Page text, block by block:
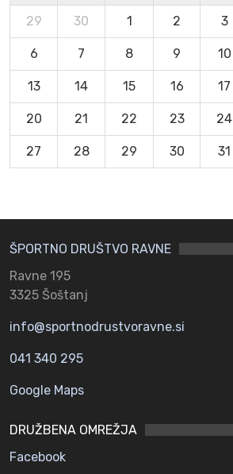
29 30 1 2 3
6 7 8 9 10
13 14 15 16 17
20 21 22 23 24
27 28 29 30 31
ŠPORTNO DRUŠTVO RAVNE
Ravne 195
3325 Šoštanj
info@sportnodrustvoravne.si
041 340 295
Google Maps
DRUŽBENA OMREŽJA
Facebook